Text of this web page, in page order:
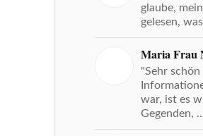
glaube,
gelesen,
Maria Frau
"Sehr
war, ist es
Gegenden,